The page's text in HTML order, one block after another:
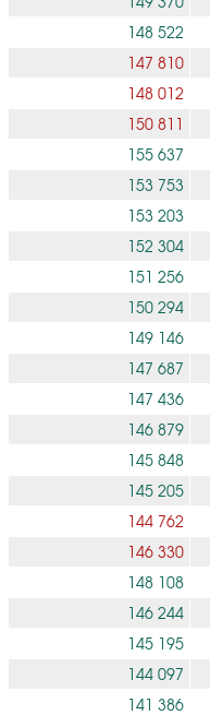
148 522
147 810
148 012
150 811
155 637
153 753
153 203
152 304
151 256
150 294
149 146
147 687
147 436
146 879
145 848
145 205
144 762
146 330
148 108
146 244
145 195
144 097
141 386